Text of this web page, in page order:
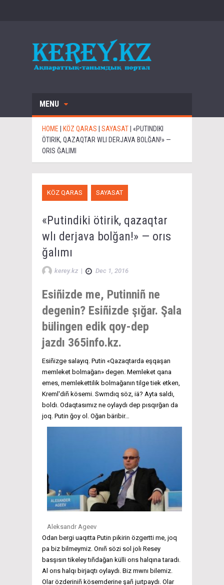
MENU
HOME | KÖZ QARAS | SAYASAT| «PUTINDIKI
ÖTIRIK, QAZAQTAR WLI DERJAVA BOLĞAN!» —
ORIS ĞALIMI
KÖZ QARAS SAYASAT
«Putindiki ötirik, qazaqtar
wlı derjava bolğan!» — orıs
ğalımı
kerey.kz | Dec 1, 2016
Esiñizde me, Putinniñ ne
degenin? Esiñizde şığar. Şala
bülingen edik qoy-dep
jazdı 365info.kz.
Esiñizge salayıq. Putin «Qazaqtarda eşqaşan
memleket bolmağan» degen. Memleket qana
emes, memlekettilik bolmağanın tilge tiek etken,
Kreml'diñ kösemi. Swmdıq söz, iä? Ayta saldı,
boldı. Odaqtasımız ne oylaydı dep pısqırğan da
joq. Putin ğoy ol. Oğan bäribir…
Aleksandr Ageev
Odan bergi uaqıtta Putin pikirin özgertti me, joq
pa biz bilmeymiz. Onıñ sözi sol jolı Resey
basşısın tikeley tıñdağan külli orıs halqına taradı.
Al orıs halqı birjaqtı oylaydı. Biz mwnı bilemiz.
Olar özderiniñ kösemderine şañ juıtpaydı. Olar